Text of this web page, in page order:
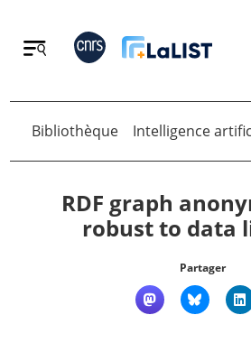
Retour
Retour
Bibliothèque Intelligence
RDF graph
robust to data
Partager